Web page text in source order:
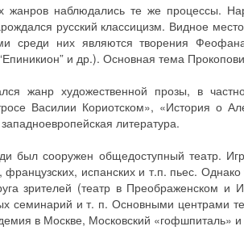
жанров наблюдались те же процессы.
русский классицизм. Видное
среди них являются творения
и др.). Основная тема
жанр художественной прозы, в
Василии Кориотском», «История о
литература.
был сооружен общедоступный театр.
французских, испанских и т.п. пьес.
зрителей (театр в Преображенском и
семинарий и т. п. Основными центрами
в Москве, Московский «гофшпиталь»